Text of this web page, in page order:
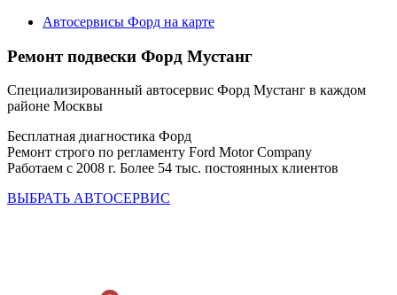
Автосервисы Форд на карте
Ремонт подвески Форд Мустанг
Специализированный автосервис Форд Мустанг в каждом
районе Москвы
Бесплатная диагностика Форд
Ремонт строго по регламенту Ford Motor Company
Работаем с 2008 г. Более 54 тыс. постоянных клиентов
ВЫБРАТЬ АВТОСЕРВИС